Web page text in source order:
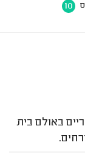
10
באולם בית